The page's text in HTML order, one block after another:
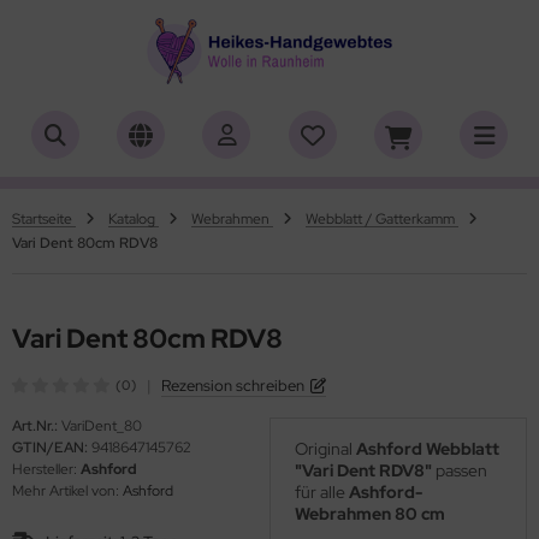
Startseite Katalog Webrahmen
Webblatt / Gatterkamm
Vari Dent 80cm RDV8
Vari Dent 80cm RDV8
(0) Rezension schreiben
Art.Nr.: VariDent_80
GTIN/EAN: 9418647145762
Hersteller: Ashford
Mehr Artikel von: Ashford
Original Ashford Webblatt
"Vari Dent RDV8" passen
für alle Ashford-
Webrahmen 80 cm
ALLES ANZEIGEN AUS HERSTELLER (4758)
(222)
Yarns (1772)
Lana (14)
ALLES ANZEIGEN AUS WOLLE (18911)
Wolle (2)
(1)
(5010)
ALLES ANZEIGEN AUS ZUBEHÖR
(3)
(1)
ALLES ANZEIGEN AUS SONDERPOSTEN (7)
- Lang Yarns (4)